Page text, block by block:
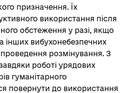
призначення. Їх
використання після
обстеження у разі, якщо
інших вибухонебезпечних
розмінування. З
роботі урядових
гуманітарного
повернути до використання